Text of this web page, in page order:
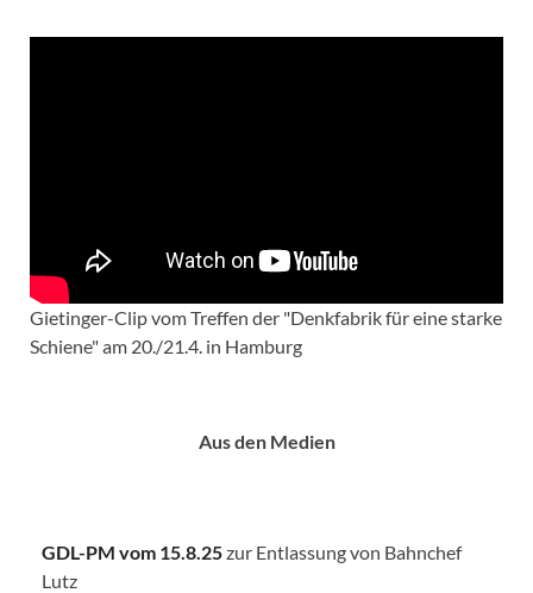
Gietinger-Clip vom Treffen der "Denkfabrik für eine starke
Schiene" am 20./21.4. in Hamburg
Aus den Medien
GDL-PM vom 15.8.25zur Entlassung von Bahnchef
Lutz